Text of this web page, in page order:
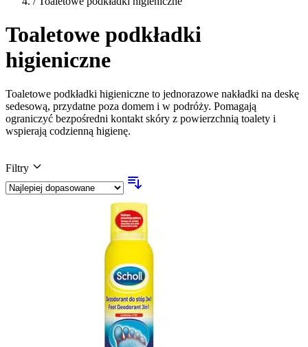
Toaletowe podkładki
higieniczne
Toaletowe podkładki higieniczne to jednorazowe nakładki na deskę
sedesową, przydatne poza domem i w podróży. Pomagają
ograniczyć bezpośredni kontakt skóry z powierzchnią toalety i
wspierają codzienną higienę.
Filtry